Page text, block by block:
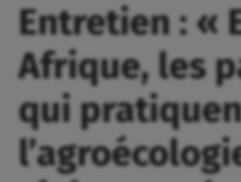
Entretien : «
Afrique, les
qui